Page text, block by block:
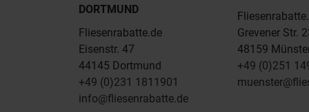
DORTMUND
Fliesenrabatte.de
Eisenstr. 47
44145 Dortmund
+49 (0)231 1811901
info@fliesenrabatte.de
Grevener Str.
48159
+49 (0)251